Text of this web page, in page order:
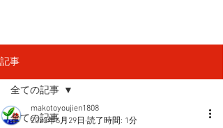
記事
全ての記事
全ての記事
makotoyoujien1808
2023年6月29日 読了時間: 1分